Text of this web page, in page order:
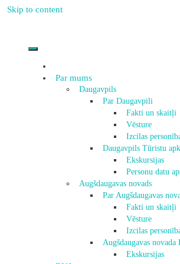
Skip to content
Par mums
Daugavpils
Par Daugavpili
Fakti un skaitļi
Vēsture
Izcilas
Daugavpils Tūristu
Ekskursijas
Personu datu
Augšdaugavas novads
Par Augšdaugavas
Fakti un skaitļi
Vēsture
Izcilas
Augšdaugavas
Ekskursijas